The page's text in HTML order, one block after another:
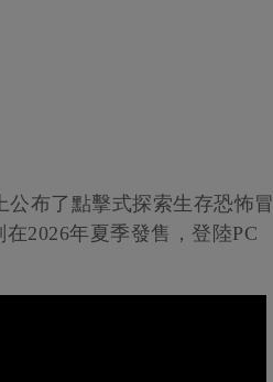
布了點擊式探索生存恐怖冒
2026年夏季發售，登陸PC